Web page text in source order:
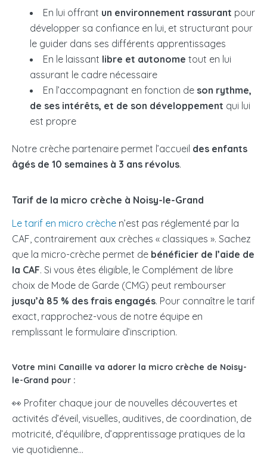
En lui offrant un environnement rassurant pour
développer sa confiance en lui, et structurant pour
le guider dans ses différents apprentissages
En le laissant libre et autonome tout en lui
assurant le cadre nécessaire
En l’accompagnant en fonction de son rythme,
de ses intérêts, et de son développement qui lui
est propre
Notre crèche partenaire permet l’accueil des enfants
âgés de 10 semaines à 3 ans révolus.
Tarif de la micro crèche à Noisy-le-Grand
Le tarif en micro crèche n’est pas réglementé par la
CAF, contrairement aux crèches « classiques ». Sachez
que la micro-crèche permet de bénéficier de l’aide de
la CAF. Si vous êtes éligible, le Complément de libre
choix de Mode de Garde (CMG) peut rembourser
jusqu’à 85 % des frais engagés. Pour connaître le tarif
exact, rapprochez-vous de notre équipe en
remplissant le formulaire d’inscription.
Votre mini Canaille va adorer la micro crèche de Noisy-
le-Grand pour :
👀 Profiter chaque jour de nouvelles découvertes et
activités d’éveil, visuelles, auditives, de coordination, de
motricité, d’équilibre, d’apprentissage pratiques de la
vie quotidienne…